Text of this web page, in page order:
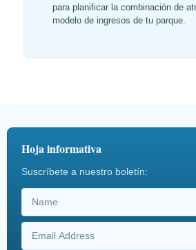
para planificar la combinación de
modelo de ingresos de tu parque.
Hoja informativa
Suscríbete a nuestro boletín: